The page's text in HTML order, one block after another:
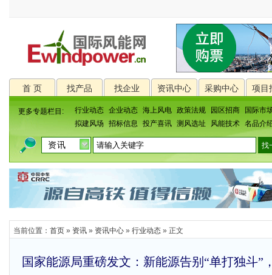
首 页 找产品 找企业 资讯中心 采购中心 项目
更多专题栏目: 行业动态 企业动态 海上风电 政策法规 园区招商
国际市
拟建风场
招标信息 投产喜讯 测风选址 风能技术 名品介
当前位置： 首页 » 资讯 » 资讯中心 » 行业动态 » 正文
国家能源局重磅发文：新能源告别“单打独斗”